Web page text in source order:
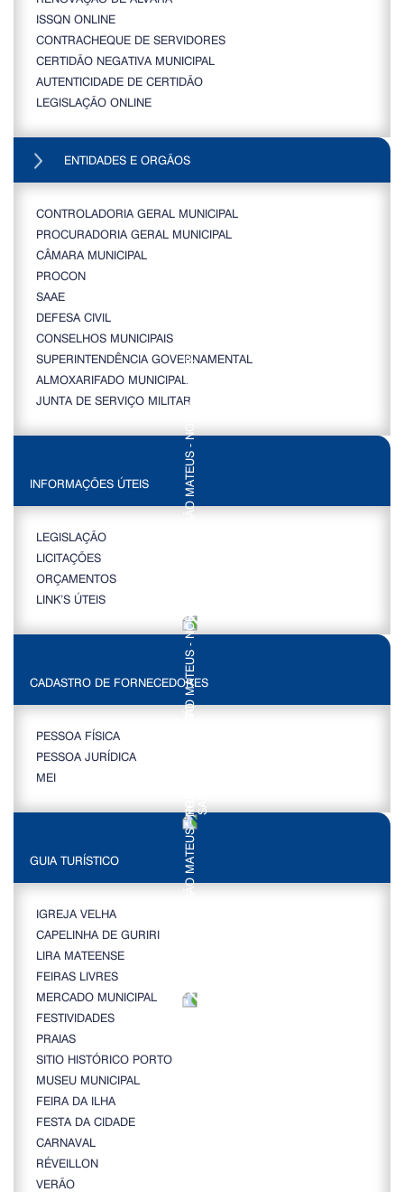
ISSQN ONLINE
CONTRACHEQUE DE SERVIDORES
CERTIDÃO NEGATIVA MUNICIPAL
AUTENTICIDADE DE CERTIDÃO
LEGISLAÇÃO ONLINE
ENTIDADES E ORGÃOS
CONTROLADORIA GERAL MUNICIPAL
PROCURADORIA GERAL MUNICIPAL
CÂMARA MUNICIPAL
PROCON
SAAE
DEFESA CIVIL
CONSELHOS MUNICIPAIS
SUPERINTENDÊNCIA GOVERNAMENTAL
ALMOXARIFADO MUNICIPAL
JUNTA DE SERVIÇO MILITAR
INFORMAÇÕES ÚTEIS
LEGISLAÇÃO
LICITAÇÕES
ORÇAMENTOS
LINK’S ÚTEIS
CADASTRO DE FORNECEDORES
PESSOA FÍSICA
PESSOA JURÍDICA
MEI
GUIA TURÍSTICO
IGREJA VELHA
CAPELINHA DE GURIRI
LIRA MATEENSE
FEIRAS LIVRES
MERCADO MUNICIPAL
FESTIVIDADES
PRAIAS
SITIO HISTÓRICO PORTO
MUSEU MUNICIPAL
FEIRA DA ILHA
FESTA DA CIDADE
CARNAVAL
RÉVEILLON
VERÃO